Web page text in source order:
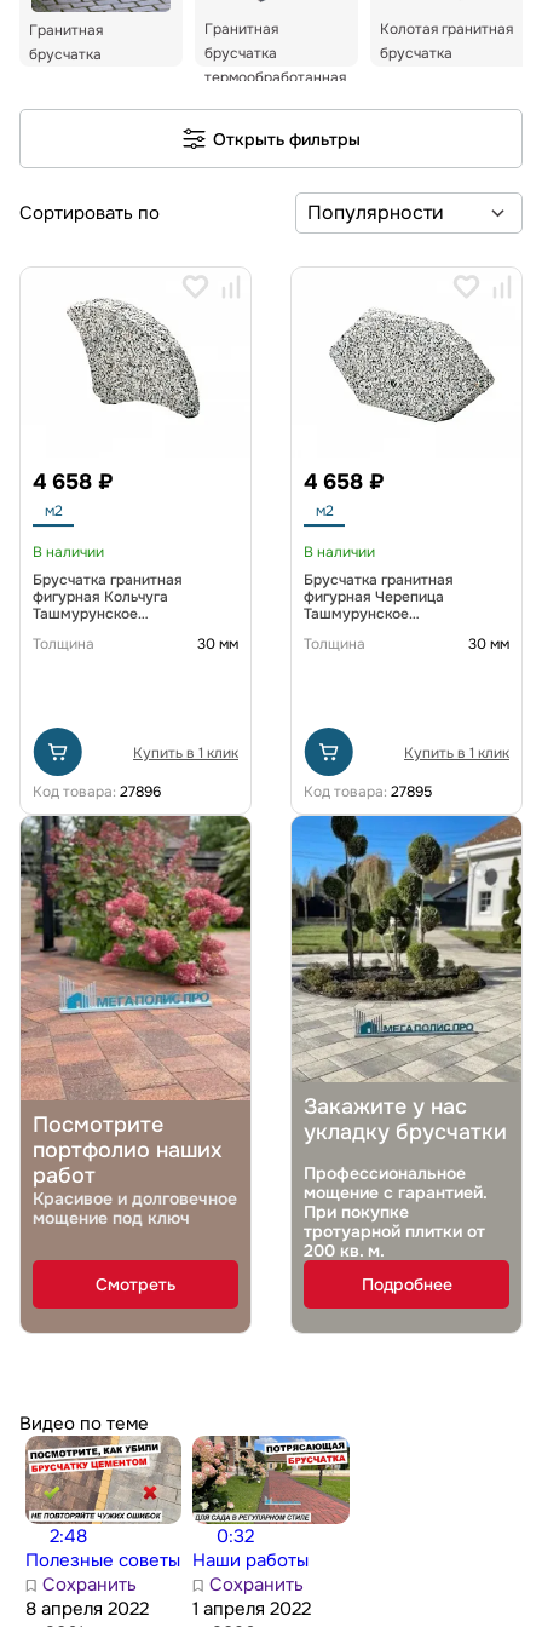
Гранитная
брусчатка
Гранитная
брусчатка
термообработанная
Колотая гранитная
брусчатка
Открыть фильтры
Сортировать по
4 658 ₽
м2
В наличии
Брусчатка гранитная
фигурная Кольчуга
Ташмурунское
Толщина 30 мм
Купить в 1 клик
Код товара: 27896
4 658 ₽
м2
В наличии
Брусчатка гранитная
фигурная Черепица
Ташмурунское
Толщина 30 мм
Купить в 1 клик
Код товара: 27895
Посмотрите
портфолио наших
работ
Красивое и долговечное
мощение под ключ
Смотреть
Закажите у нас
укладку брусчатки
Профессиональное
мощение с гарантией.
При покупке
тротуарной плитки от
200 кв. м.
Подробнее
Видео по теме
2:48
Полезные советы
Сохранить
8 апреля 2022
0:32
Наши работы
Сохранить
1 апреля 2022